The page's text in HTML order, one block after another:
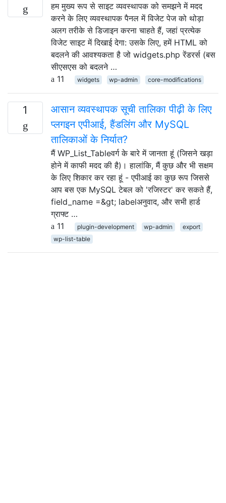
हम मुख्य रूप से साइट व्यवस्थापक को समझने में मदद
करने के लिए व्यवस्थापक पैनल में विजेट पेज को थोड़ा
अलग तरीके से डिजाइन करना चाहते हैं, जहां प्रत्येक
विजेट साइट में दिखाई देगा: उसके लिए, हमें HTML को
बदलने की आवश्यकता है जो widgets.php रेंडरर्स (बस
सीएसएस को बदलने …
11
widgets wp-admin core-modifications
1
आसान व्यवस्थापक सूची तालिका पीढ़ी के लिए
प्लगइन एपीआई, हैंडलिंग और MySQL
तालिकाओं के निर्यात?
मैं WP_List_Tableवर्ग के बारे में जानता हूं (जिसने खड़ा
होने में काफी मदद की है)। हालांकि, मैं कुछ और भी सक्षम
के लिए शिकार कर रहा हूं - एपीआई का कुछ रूप जिससे
आप बस एक MySQL टेबल को 'रजिस्टर' कर सकते हैं,
field_name =&gt; labelअनुवाद, और सभी हार्ड
ग्राफ्ट …
11
plugin-development wp-admin
export
wp-list-table